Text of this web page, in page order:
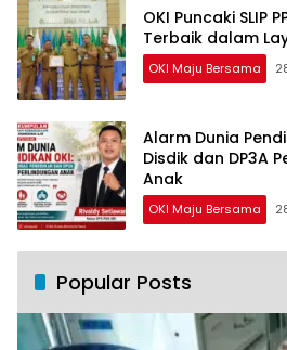
OKI Puncaki SLIP
Terbaik dalam
OKI Maju Bersama
Alarm Dunia
Disdik dan DP3A
Anak
OKI Maju Bersama
Popular Posts